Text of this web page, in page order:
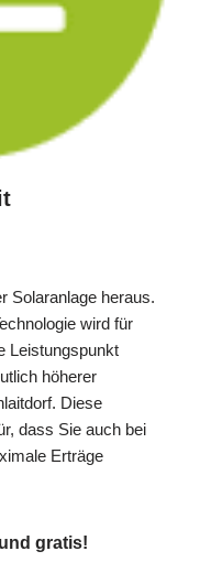
Solaranlage heraus.
wird für
Leistungspunkt
höherer
Diese
dass Sie auch bei
Erträge
gratis!